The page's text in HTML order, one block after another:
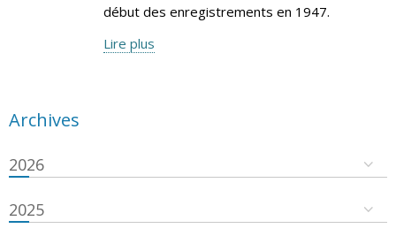
début des enregistrements en 1947.
Lire plus
Archives
2026
2025